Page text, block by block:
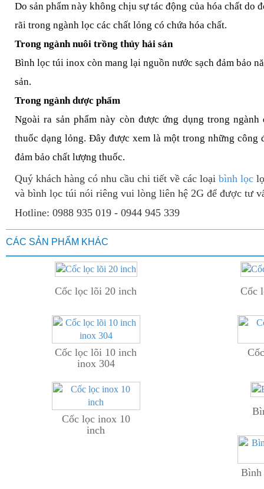
Do sản phẩm này không chịu sự tác động của hóa chất do
rãi trong ngành lọc các chất lỏng có chứa hóa chất.
Trong ngành nuôi trồng thủy hải sản
Bình lọc túi inox còn mang lại nguồn nước sạch đảm bảo
sản.
Trong ngành dược phẩm
Ngoài ra sản phẩm này còn được ứng dụng trong
thuốc dạng lỏng. Đây được xem là một trong những công
đảm bảo chất lượng thuốc.
Quý khách hàng có nhu cầu chi tiết về các loại bình lọc
và bình lọc túi nói riêng vui lòng liên hệ 2G để được tư
Hotline: 0988 935 019 - 0944 945 339
CÁC SẢN PHẨM KHÁC
Cốc lọc lõi 20 inch Cốc
Cốc lọc lõi 10 inch
inox 304
Cốc lọc inox 10
inch
Bình